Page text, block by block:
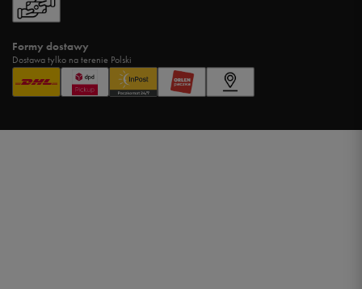
Formy dostawy
Dostawa tylko na terenie Polski